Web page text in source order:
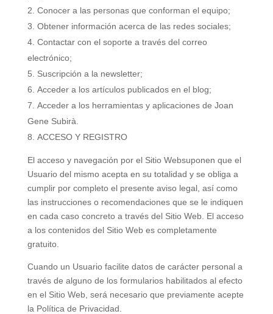
Conocer a las personas que conforman el equipo;
Obtener información acerca de las redes sociales;
Contactar con el soporte a través del correo
electrónico;
Suscripción a la newsletter;
Acceder a los artículos publicados en el blog;
Acceder a los herramientas y aplicaciones de Joan
Gene Subirà.
ACCESO Y REGISTRO
El acceso y navegación por el Sitio Websuponen que el
Usuario del mismo acepta en su totalidad y se obliga a
cumplir por completo el presente aviso legal, así como
las instrucciones o recomendaciones que se le indiquen
en cada caso concreto a través del Sitio Web. El acceso
a los contenidos del Sitio Web es completamente
gratuito.
Cuando un Usuario facilite datos de carácter personal a
través de alguno de los formularios habilitados al efecto
en el Sitio Web, será necesario que previamente acepte
la Política de Privacidad.